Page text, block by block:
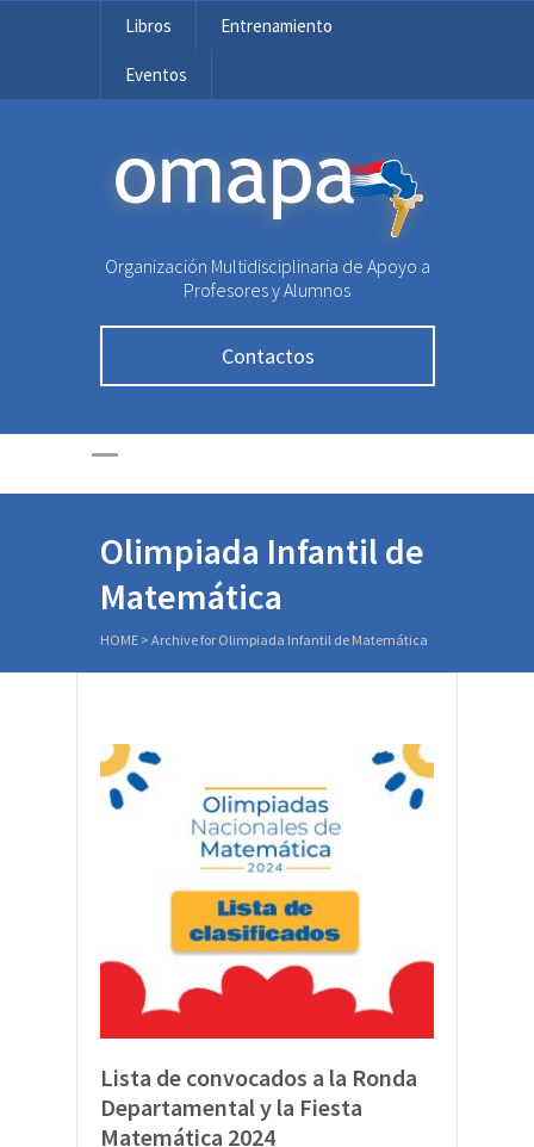
Libros Entrenamiento
Eventos
OMAPA
Organización Multidisciplinaria de Apoyo a
Profesores y Alumnos
Contactos
Olimpiada Infantil de
Matemática
HOME > Archive for Olimpiada Infantil de Matemática
Lista de convocados a la Ronda
Departamental y la Fiesta
Matemática 2024